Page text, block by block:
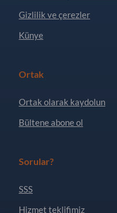
Gizlilik ve çerezler
Künye
Ortak
Ortak olarak kaydolun
Bültene abone ol
Sorular?
SSS
Hizmet teklifimiz